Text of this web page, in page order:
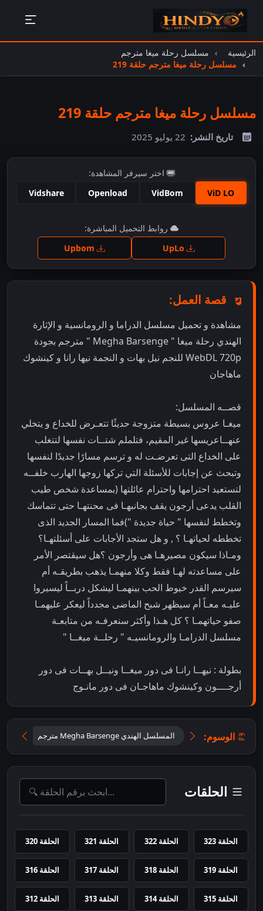
الرئيسية
مسلسل رحلة ميغا مترجم
مسلسل رحلة ميغا مترجم حلقة 219
مسلسل رحلة ميغا مترجم حلقة 219
تاريخ النشر: 22 يوليو 2025
اختر سيرفر المشاهدة:
ViD LO
VidBom
Openload
Vidshare
اضغط للمشاهدة
روابط التحميل المباشرة:
قصة العمل:
مشاهدة و تحميل مسلسل الدراما و الرومانسية و الإثارة
الهندي رحلة ميغا " Megha Barsenge " مترجم بجودة
WebDL 720p للنجم نيل بهات و النجمة نيها رانا و كينشوك
ماهاجان
قصــه المسلسل:
ميغـا عروس بسيطة متزوجة حديثًا تتعـرض للخداع و يتخلي
عنهــاعريسها غير المقيم، فتلملم شتــات نفسها لتتغلب
على الخداع التى تعرضـت له و ترسم مسارًا جديدًا لنفسها
وتبحث عن إجابات للأسئلة التي تركها زوجها الهارب خلفــه
لتستعيد احترامها واحترام عائلتها (بمساعدة شخص طيب
القلب يدعى أرجون يقف بجانبهـا فى محنتهـا حتى تتماسك
وتخطط لنفسها " حياة جديدة ")فما المسار الجديد الذى
تخططه لحياتهـا ؟ , و هل ستجد الأجابات على أسئلتهـا؟
ومـاذا سيكون مصيرهـا هى وأرجون ؟هل سيقتصر الأمر
على مساعدته لهـا فقط وكلا منهمـا يذهب بطريقـه أم
سيرسم القدر خيوط الحب بينهمـا ليشكل دربــاً ليسيروا
عليـه معـاً أم سيظهر شبح الماضى مجدداً ليعكر عليهمـا
صفو حياتهمـا ؟ كل هـذا وأكثر سنعرفـه من متابعـة
مسلسل الدرامـا والرومانسيـه " رحلــة ميغــا "
بطولة : نيهــا رانـا فى دور ميغــا ونيــل بهــات فى دور
أرجــــون وكينشوك ماهاجـان فى دور مانـوج
الوسوم: المسلسل الهندي Megha Barsenge مترجم
الحلقات
الحلقة 323 الحلقة 322 الحلقة 321 الحلقة 320
الحلقة 319 الحلقة 318 الحلقة 317 الحلقة 316
الحلقة 315 الحلقة 314 الحلقة 313 الحلقة 312